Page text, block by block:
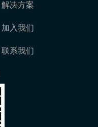
解决方案
加入我们
联系我们